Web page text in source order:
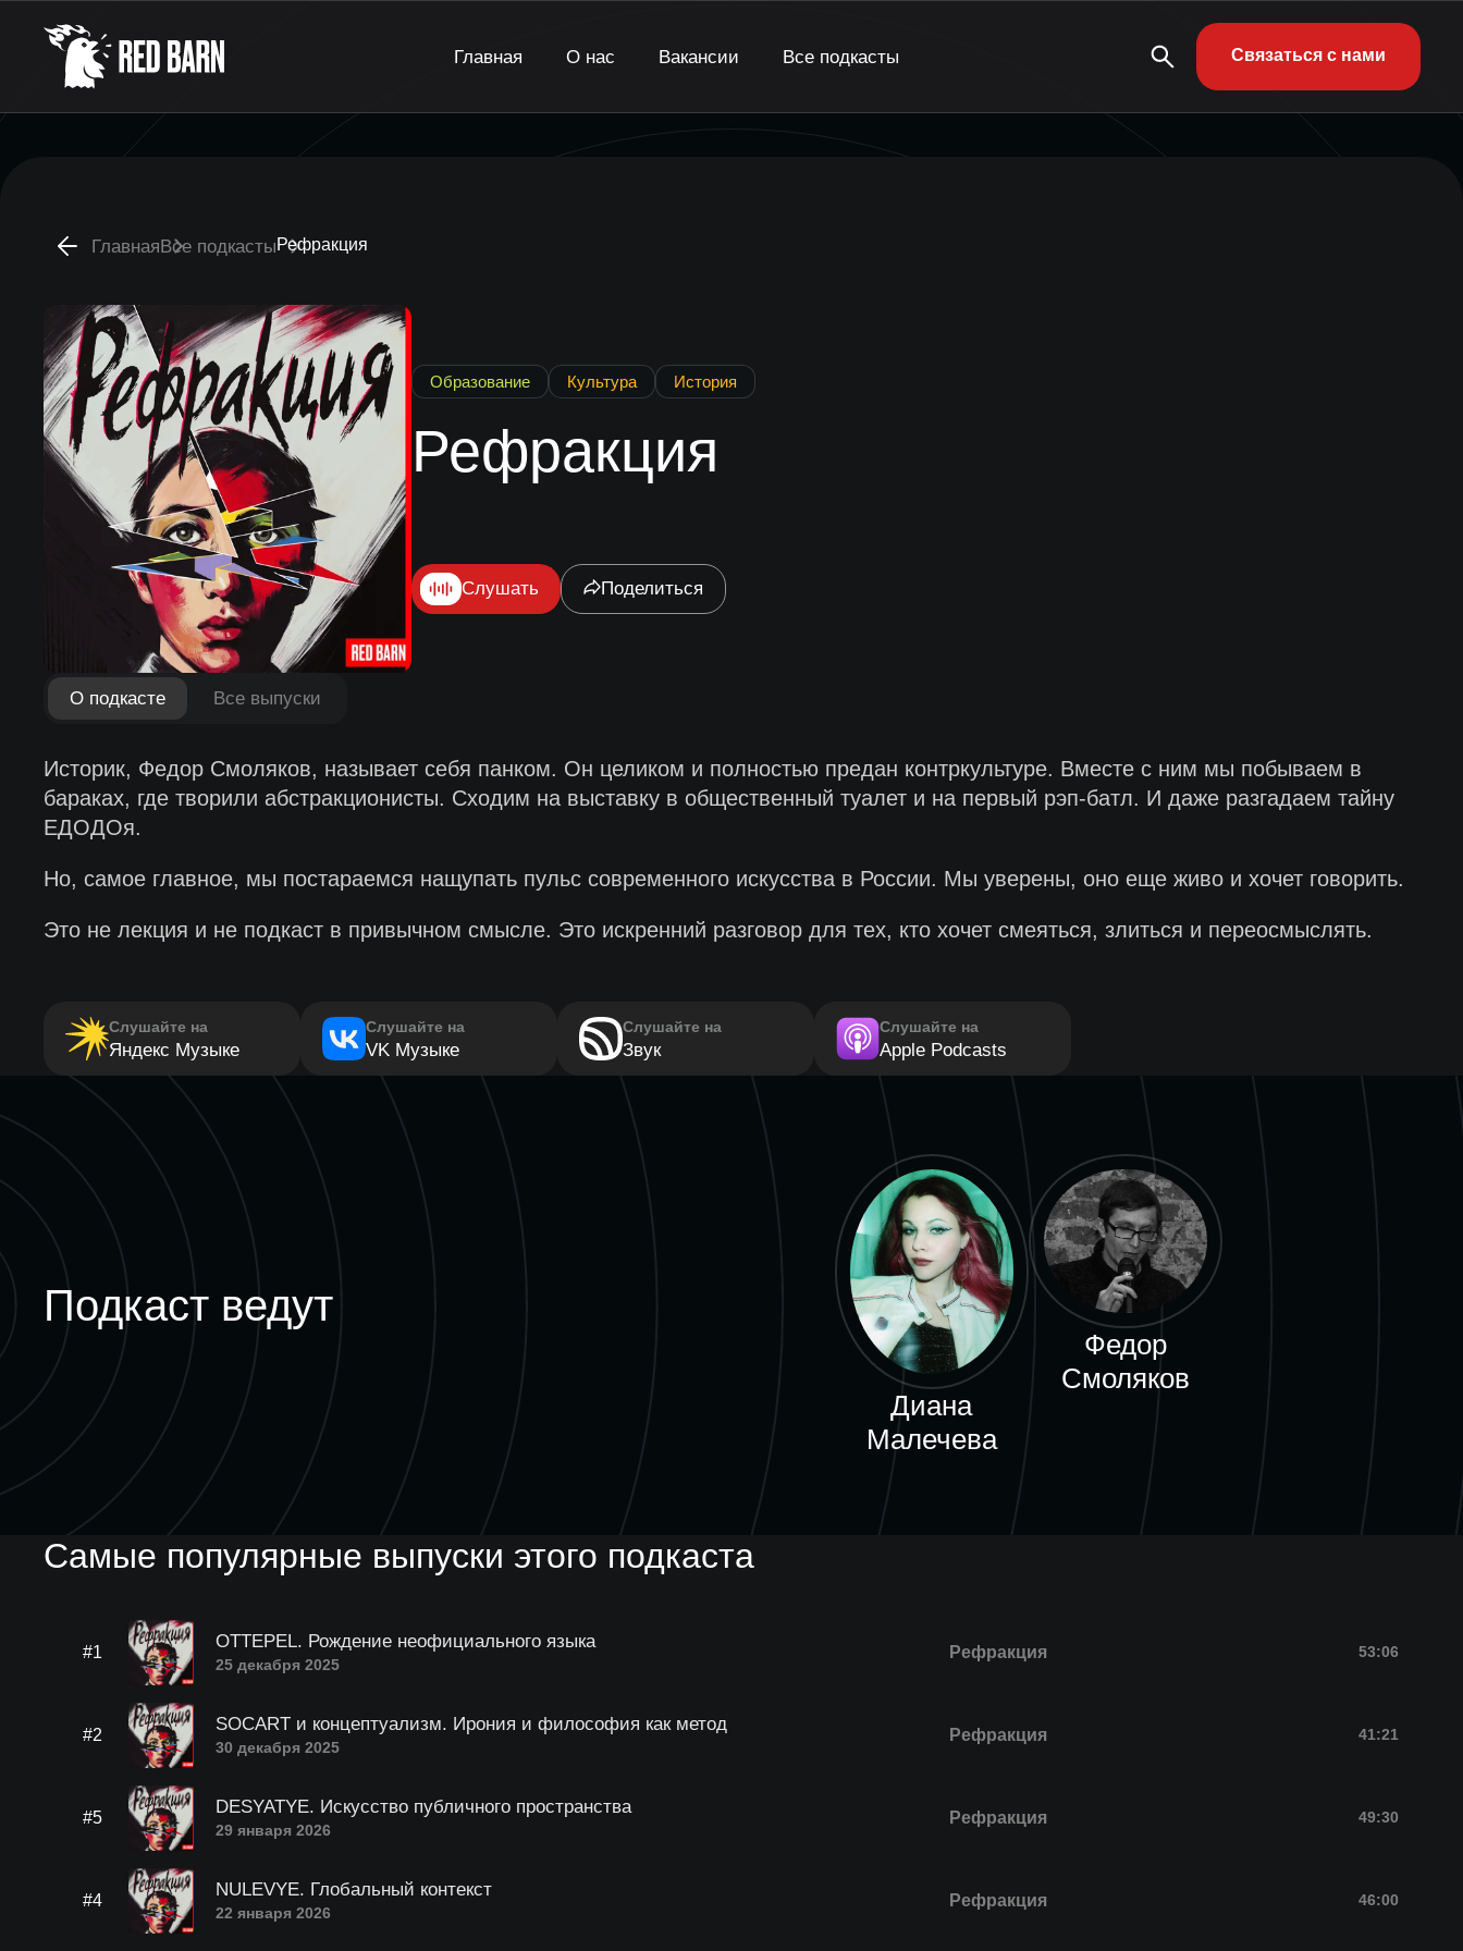
Главная О нас Вакансии Все подкасты Связаться с нами
ГлавнаяВсе подкастыРефракция
Образование Культура История
Рефракция
Слушать Поделиться
О подкасте Все выпуски
Историк, Федор Смоляков, называет себя панком. Он целиком и полностью предан контркультуре. Вместе с ним мы побываем в
бараках, где творили абстракционисты. Сходим на выставку в общественный туалет и на первый рэп-батл. И даже разгадаем тайну
ЕДОДОя.
Но, самое главное, мы постараемся нащупать пульс современного искусства в России. Мы уверены, оно еще живо и хочет говорить.
Это не лекция и не подкаст в привычном смысле. Это искренний разговор для тех, кто хочет смеяться, злиться и переосмыслять.
Слушайте на
Яндекс Музыке
Слушайте на
VK Музыке
Слушайте на
Звук
Слушайте на
Apple Podcasts
Подкаст ведут
Диана
Малечева
Федор
Смоляков
Самые популярные выпуски этого подкаста
#1
OTTEPEL. Рождение неофициального языка
25 декабря 2025
Рефракция 53:06
#2
SOCART и концептуализм. Ирония и философия как метод
30 декабря 2025
Рефракция 41:21
#5
DESYATYE. Искусство публичного пространства
29 января 2026
Рефракция 49:30
#4
NULEVYE. Глобальный контекст
22 января 2026
Рефракция 46:00